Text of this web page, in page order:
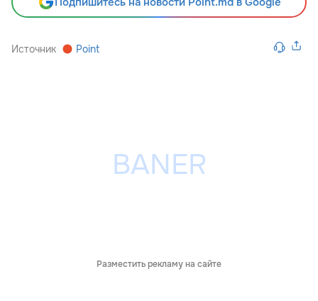
Источник Point
Разместить рекламу на сайте